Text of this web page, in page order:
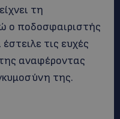
τη
ο ποδοσφαιριστής
τις ευχές
αναφέροντας
της.